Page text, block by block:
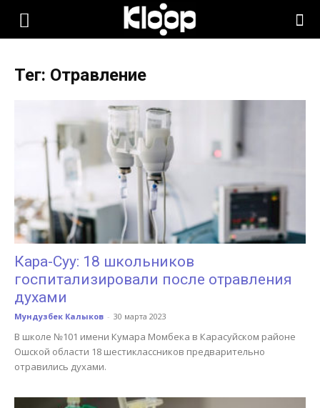
KLOOP.KG
Новости
Кыргызстана
Тег: Отравление
Кара-Суу: 18 школьников
госпитализировали после отравления
духами
Мундузбек Калыков - 30 марта 2023
В школе №101 имени Кумара Момбека в Карасуйском районе
Ошской области 18 шестиклассников предварительно
отравились духами.